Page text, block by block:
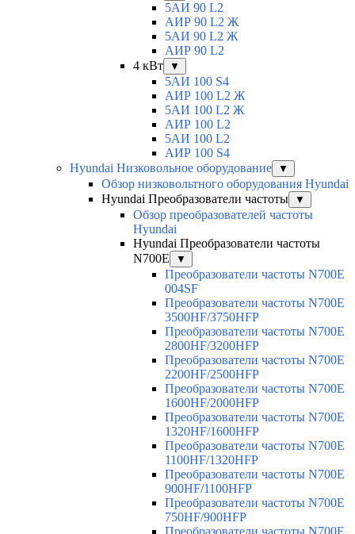
5АИ 90 L2
АИР 90 L2 Ж
5АИ 90 L2 Ж
АИР 90 L2
4 кВт
▼
5АИ 100 S4
АИР 100 L2 Ж
5АИ 100 L2 Ж
АИР 100 L2
5АИ 100 L2
АИР 100 S4
Hyundai Низковольное оборудование
▼
Обзор низковольтного оборудования Hyundai
Hyundai Преобразователи частоты
▼
Обзор преобразователей частоты
Hyundai
Hyundai Преобразователи частоты
N700E
▼
Преобразователи частоты N700E
004SF
Преобразователи частоты N700E
3500HF/3750HFP
Преобразователи частоты N700E
2800HF/3200HFP
Преобразователи частоты N700E
2200HF/2500HFP
Преобразователи частоты N700E
1600HF/2000HFP
Преобразователи частоты N700E
1320HF/1600HFP
Преобразователи частоты N700E
1100HF/1320HFP
Преобразователи частоты N700E
900HF/1100HFP
Преобразователи частоты N700E
750HF/900HFP